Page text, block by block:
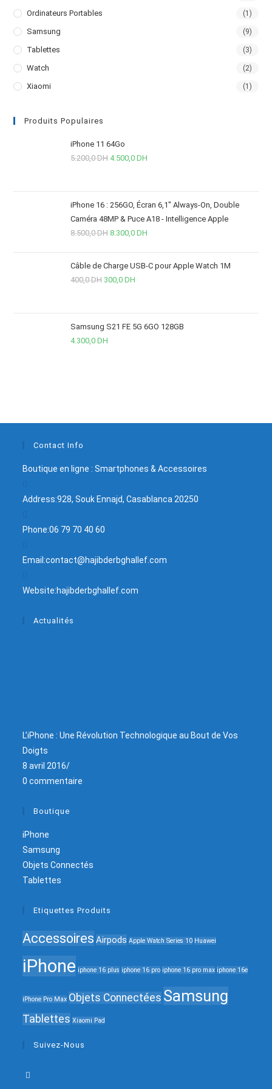
Ordinateurs Portables (1)
Samsung (9)
Tablettes (3)
Watch (2)
Xiaomi (1)
Produits Populaires
iPhone 11 64Go
5.200,0DH 4.500,0DH
iPhone 16 : 256GO, Écran 6,1" Always-On, Double
Caméra 48MP & Puce A18 - Intelligence Apple
8.500,0DH 8.300,0DH
Câble de Charge USB-C pour Apple Watch 1M
400,0DH 300,0DH
Samsung S21 FE 5G 6GO 128GB
4.300,0DH
Contact Info
Boutique en ligne : Smartphones & Accessoires
Address:928, Souk Ennajd, Casablanca 20250
Phone:06 79 70 40 60
Email:contact@hajibderbghallef.com
Website:hajibderbghallef.com
Actualités
L’iPhone : Une Révolution Technologique au Bout de Vos
Doigts
8 avril 2016/
0 commentaire
Boutique
iPhone
Samsung
Objets Connectés
Tablettes
Etiquettes Produits
Accessoires Airpods Apple Watch Series 10 Huawei
iPhone iphone 16 plus iphone 16 pro iphone 16 pro max iphone 16e
iPhone Pro Max Objets Connectées Samsung
Tablettes Xiaomi Pad
Suivez-Nous